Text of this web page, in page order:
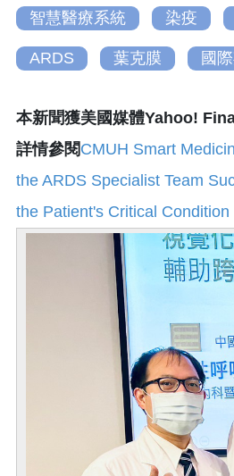
智慧醫療系統 染疫
ARDS 葉克膜 國
本新聞獲美國媒體Yahoo!
詳情參閱CMUH Smart
the ARDS Specialist Team
the Patient's Critical